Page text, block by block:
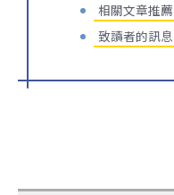
相關文章推薦
致讀者的訊息